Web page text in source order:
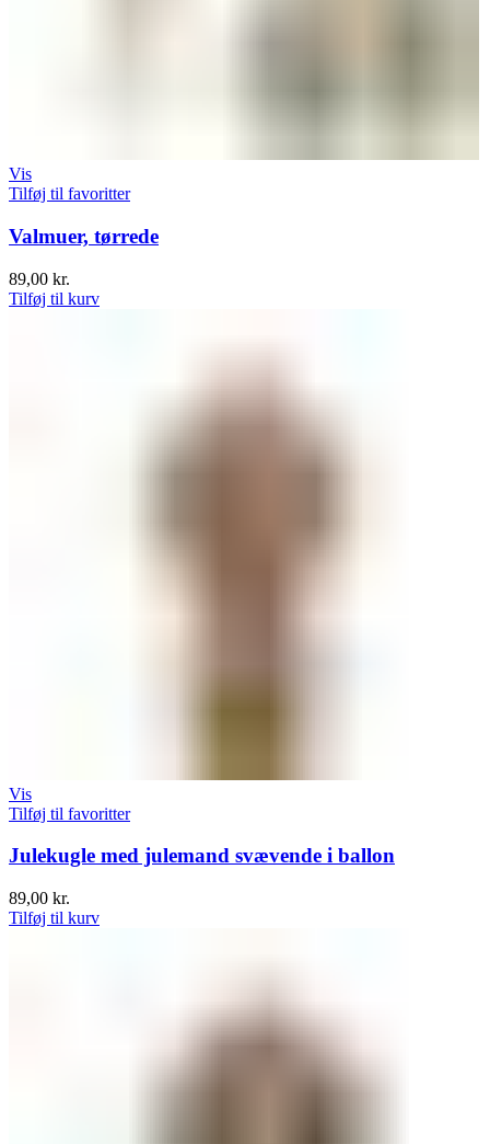
Vis
Tilføj til favoritter
Valmuer, tørrede
89,00 kr.
Tilføj til kurv
Vis
Tilføj til favoritter
Julekugle med julemand svævende i ballon
89,00 kr.
Tilføj til kurv